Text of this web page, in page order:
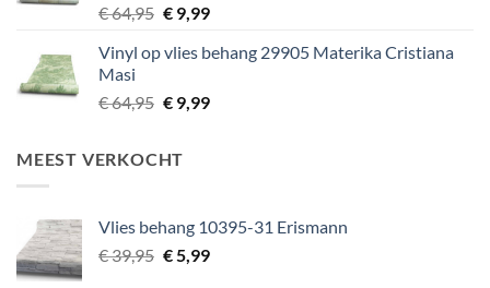
€64,95 Oorspronkelijke
was:
€9,99Huidige
is:
Vinyl op vlies behang 29905 Materika Cristiana
Masi
€64,95 Oorspronkelijke
€ 64,95.
€9,99Huidige
MEEST VERKOCHT
Vlies behang 10395-31 Erismann
€39,95 Oorspronkelijke
€5,99Huidige